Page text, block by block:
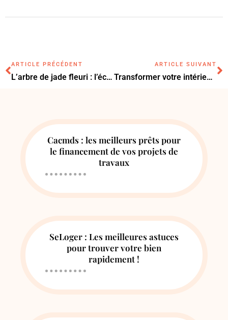
ARTICLE PRÉCÉDENT
L’arbre de jade fleuri : l’éclat secret pour sublimer votre intérieur
ARTICLE SUIVANT
Transformer votre intérieur avec un bananier sans graine : astuces dévoilées
Cacmds : les meilleurs prêts pour
le financement de vos projets de
travaux
SeLoger : Les meilleures astuces
pour trouver votre bien
rapidement !